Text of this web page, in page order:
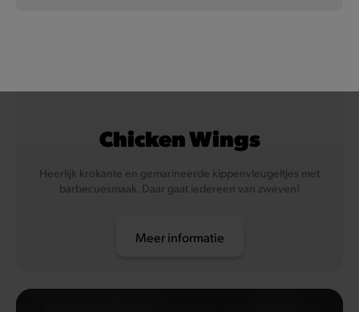
Chicken Wings
Heerlijk krokante en gemarineerde kippenvleugeltjes met
barbecuesmaak. Daar gaat iedereen van zweven!
Meer informatie
Selderij
Vis